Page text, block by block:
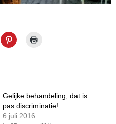
Gelijke behandeling, dat is
pas discriminatie!
6 juli 2016